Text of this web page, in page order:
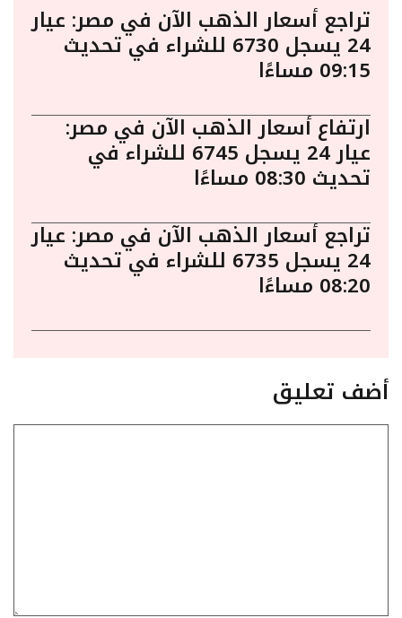
تراجع أسعار الذهب الآن في مصر: عيار
24 يسجل 6730 للشراء في تحديث
09:15 مساءًا
ارتفاع أسعار الذهب الآن في مصر:
عيار 24 يسجل 6745 للشراء في
تحديث 08:30 مساءًا
تراجع أسعار الذهب الآن في مصر: عيار
24 يسجل 6735 للشراء في تحديث
08:20 مساءًا
أضف تعليق